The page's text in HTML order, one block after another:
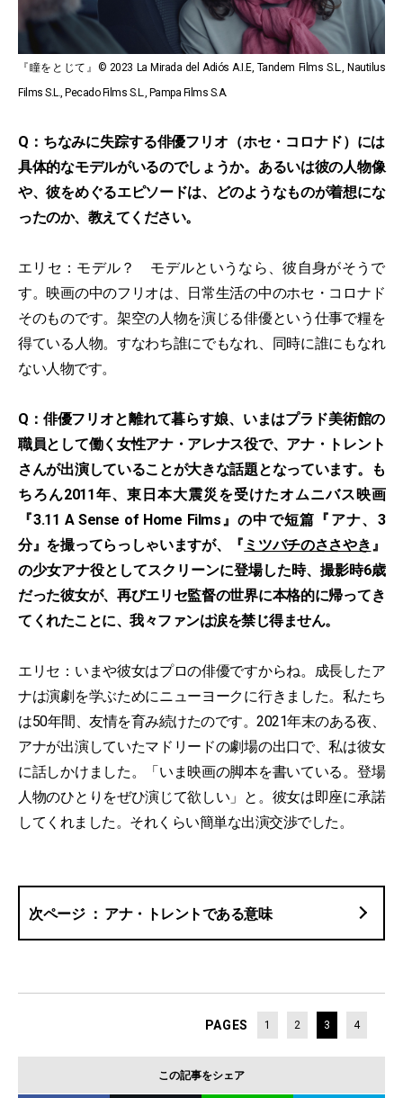
『瞳をとじて』© 2023 La Mirada del Adiós A.I.E, Tandem Films S.L., Nautilus
Films S.L., Pecado Films S.L., Pampa Films S.A.
Q：ちなみに失踪する俳優フリオ（ホセ・コロナド）には
具体的なモデルがいるのでしょうか。あるいは彼の人物像
や、彼をめぐるエピソードは、どのようなものが着想にな
ったのか、教えてください。
エリセ：モデル？ モデルというなら、彼自身がそうで
す。映画の中のフリオは、日常生活の中のホセ・コロナド
そのものです。架空の人物を演じる俳優という仕事で糧を
得ている人物。すなわち誰にでもなれ、同時に誰にもなれ
ない人物です。
Q：俳優フリオと離れて暮らす娘、いまはプラド美術館の
職員として働く女性アナ・アレナス役で、アナ・トレント
さんが出演していることが大きな話題となっています。も
ちろん2011年、東日本大震災を受けたオムニバス映画
『3.11 A Sense of Home Films』の中で短篇『アナ、3
分』を撮ってらっしゃいますが、『 ミツバチのささやき 』
の少女アナ役としてスクリーンに登場した時、撮影時6歳
だった彼女が、再びエリセ監督の世界に本格的に帰ってき
てくれたことに、我々ファンは涙を禁じ得ません。
エリセ：いまや彼女はプロの俳優ですからね。成長したア
ナは演劇を学ぶためにニューヨークに行きました。私たち
は50年間、友情を育み続けたのです。2021年末のある夜、
アナが出演していたマドリードの劇場の出口で、私は彼女
に話しかけました。「いま映画の脚本を書いている。登場
人物のひとりをぜひ演じて欲しい」と。彼女は即座に承諾
してくれました。それくらい簡単な出演交渉でした。
アナ・トレントである意味
PAGES 1 2 3 4
この記事をシェア